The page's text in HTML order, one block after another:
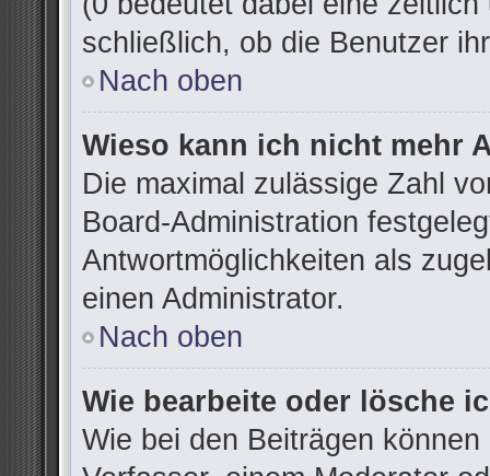
schließlich, ob die Benutzer
Nach oben
Wieso kann ich nicht mehr
Die maximal zulässige Zahl
Board-Administration
Antwortmöglichkeiten als
einen Administrator.
Nach oben
Wie bearbeite oder lösche
Wie bei den Beiträgen